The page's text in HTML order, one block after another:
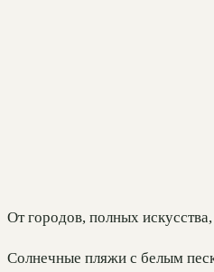
От городов, полных
Солнечные пляжи с белым